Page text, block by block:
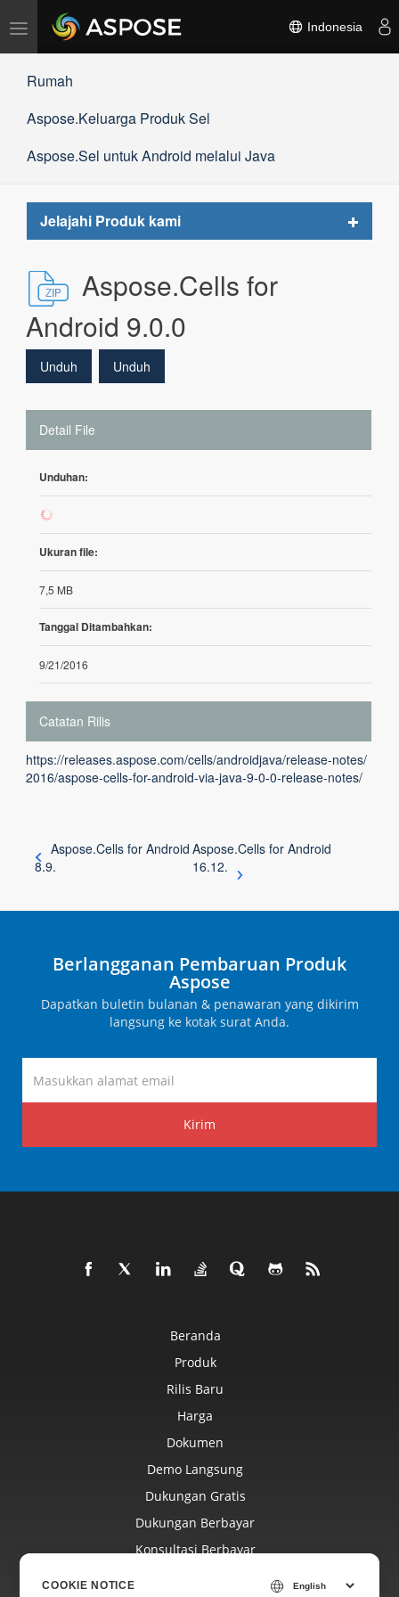
Alihkan
navigasi
Indonesia
Rumah
Aspose.Keluarga Produk Sel
Aspose.Sel untuk Android melalui Java
Jelajahi Produk kami
Toggle
Aspose.Cells for
Android 9.0.0
Unduh Unduh
Detail File
Unduhan:
86
Ukuran file:
7,5 MB
Tanggal Ditambahkan:
9/21/2016
Catatan Rilis
https://releases.aspose.com/cells/androidjava/release-notes/
2016/aspose-cells-for-android-via-java-9-0-0-release-notes/
Aspose.Cells for Android
8.9.
Aspose.Cells for Android
16.12.
Berlangganan Pembaruan Produk
Aspose
Dapatkan buletin bulanan & penawaran yang dikirim
langsung ke kotak surat Anda.
Kirim
Beranda
Produk
Rilis Baru
Harga
Dokumen
Demo Langsung
Dukungan Gratis
Dukungan Berbayar
Konsultasi Berbayar
COOKIE NOTICE